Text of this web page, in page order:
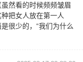
然看的时候频频皱眉
把女人放在第一人
很少的，“我们为什么